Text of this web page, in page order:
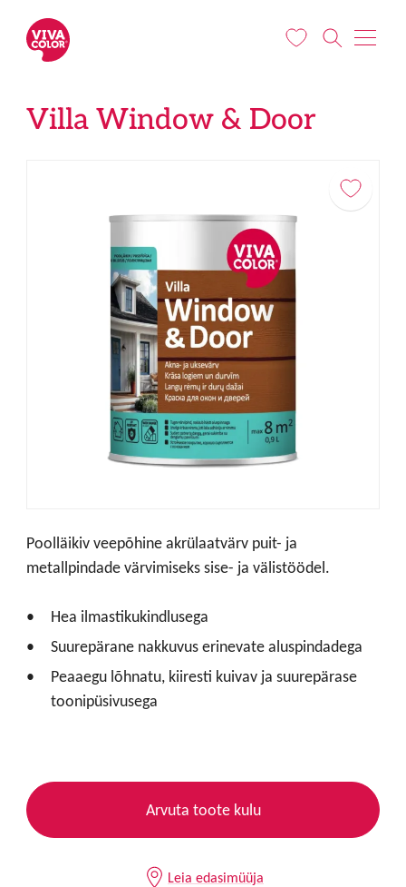
Villa Window & Door​
Poolläikiv veepõhine akrülaatvärv puit- ja
metallpindade värvimiseks sise- ja välistöödel.
Hea ilmastikukindlusega
Suurepärane nakkuvus erinevate aluspindadega
Peaaegu lõhnatu, kiiresti kuivav ja suurepärase
toonipüsivusega
Arvuta toote kulu
Leia edasimüüja